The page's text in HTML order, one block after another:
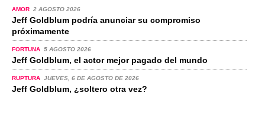
AMOR 2 AGOSTO 2026
Jeff Goldblum podría anunciar su compromiso
próximamente
FORTUNA 5 AGOSTO 2026
Jeff Goldblum, el actor mejor pagado del mundo
RUPTURA JUEVES, 6 DE AGOSTO DE 2026
Jeff Goldblum, ¿soltero otra vez?